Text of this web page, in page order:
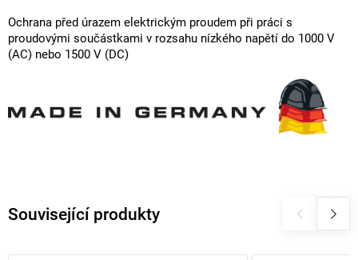
Související produkty
Ochrana před úrazem elektrickým proudem při práci s
proudovými součástkami v rozsahu nízkého napětí do 1000 V
(AC) nebo 1500 V (DC)